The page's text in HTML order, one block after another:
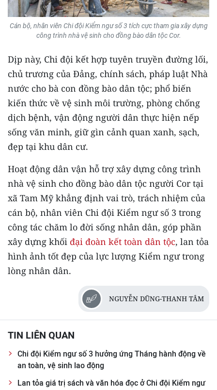
Duyên hải Nam Trung Bộ và Tây
Nguyên
Đồng bằng sông Cửu Long
Chuyên trang Hà Nội
Chuyên trang TP. Hồ Chí Minh
CHUYÊN ĐỀ
VỀ BÁO NHÂN DÂN
THỜI NAY
NHÂN DÂN CUỐI TUẦN
NHÂN DÂN HẰNG THÁNG
ENGLISH
FRANÇAIS
Cán bộ, nhân viên Chi đội Kiểm ngư số 3 tích cực tham gia xây dựng
công trình nhà vệ sinh cho đồng bào dân tộc Cor.
Dịp này, Chi đội kết hợp tuyên truyền đường lối,
chủ trương của Đảng, chính sách, pháp luật Nhà
nước cho bà con đồng bào dân tộc; phổ biến
kiến thức về vệ sinh môi trường, phòng chống
dịch bệnh, vận động người dân thực hiện nếp
sống văn minh, giữ gìn cảnh quan xanh, sạch,
đẹp tại khu dân cư.
Hoạt động dân vận hỗ trợ xây dựng công trình
nhà vệ sinh cho đồng bào dân tộc người Cor tại
xã Tam Mỹ khẳng định vai trò, trách nhiệm của
cán bộ, nhân viên Chi đội Kiểm ngư số 3 trong
công tác chăm lo đời sống nhân dân, góp phần
xây dựng khối đại đoàn kết toàn dân tộc, lan tỏa
hình ảnh tốt đẹp của lực lượng Kiểm ngư trong
lòng nhân dân.
NGUYỄN DŨNG-THANH TÂM
TIN LIÊN QUAN
Chi đội Kiểm ngư số 3 hưởng ứng Tháng hành động về
an toàn, vệ sinh lao động
Lan tỏa giá trị sách và văn hóa đọc ở Chi đội Kiểm ngư